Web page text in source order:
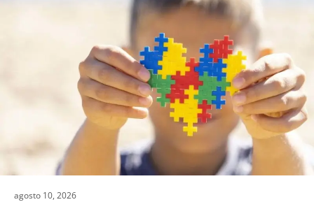
agosto 10, 2026